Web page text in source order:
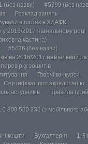
(без назви)
#5399 (без
Розклад занять
в гостях в ХДАФК.
у 2016/2017 навчальному році
частина)
#5436 (без назви)
на 2016/2017 навчальний рік
зошитів
Творчі конкурси
Сертифікат про акредитацію
вступників
Правила
0 800 500 335 (з мобільного
кошти Бухгалтерія
1-3